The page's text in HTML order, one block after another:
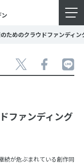
ン
ためのクラウドファンディン
ファンディング
続が危ぶまれている創作同